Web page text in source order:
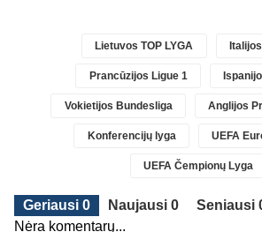
Lietuvos TOP LYGA
Prancūzijos Ligue 1
Vokietijos Bundesliga Anglijos
Konferencijų lyga UEFA
UEFA Čempionų Lyga
Geriausi 0 Naujausi 0
Seniausi
Nėra komentarų...